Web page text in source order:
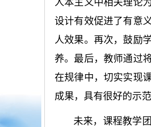
人本主义中相关理论
设计有效促进了有意
人效果。再次，鼓励
养。最后，教师通过
在规律中，切实实现
成果，具有很好的示
未来，课程教学